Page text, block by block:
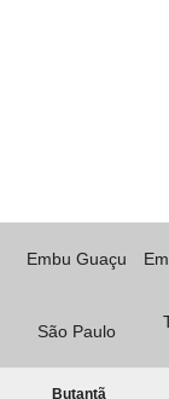
Embu Guaçu
São Paulo
Butantã